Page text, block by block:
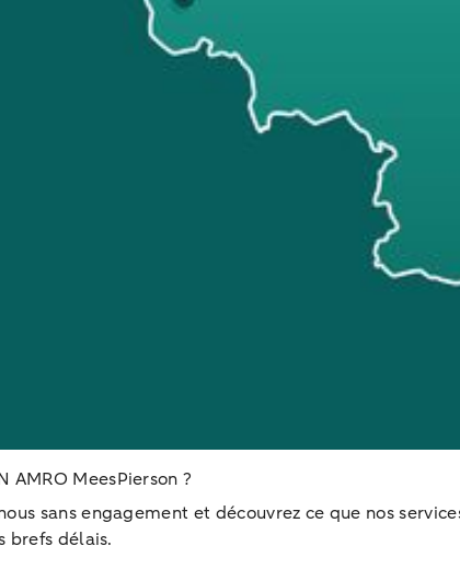
AMRO MeesPierson ?
sans engagement et découvrez ce que nos
brefs délais.